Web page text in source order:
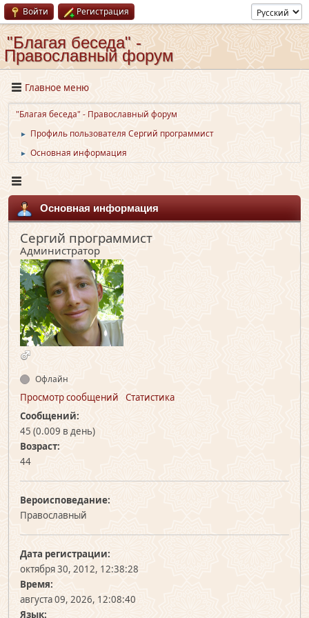
Войти Регистрация
"Благая беседа" -
Православный форум
Главное меню
"Благая беседа" - Православный форум
► Профиль пользователя Сергий программист
► Основная информация
Основная информация
Сергий программист
Администратор
Офлайн
Просмотр сообщений
Статистика
Сообщений:
45 (0.009 в день)
Возраст:
44
Вероисповедание:
Православный
Дата регистрации:
октября 30, 2012, 12:38:28
Время:
августа 09, 2026, 12:08:40
Язык: